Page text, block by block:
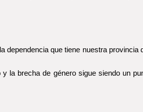
que tiene nuestra
la brecha de género sigue siendo un